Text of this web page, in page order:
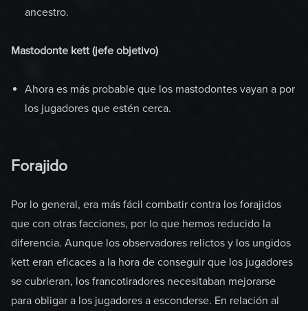
ancestro.
Mastodonte kett (jefe objetivo)
Ahora es más probable que los mastodontes vayan a por
los jugadores que estén cerca.
Forajido
Por lo general, era más fácil combatir contra los forajidos
que con otras facciones, por lo que hemos reducido la
diferencia. Aunque los observadores relictos y los ungidos
kett eran eficaces a la hora de conseguir que los jugadores
se cubrieran, los francotiradores necesitaban mejorarse
para obligar a los jugadores a esconderse. En relación al